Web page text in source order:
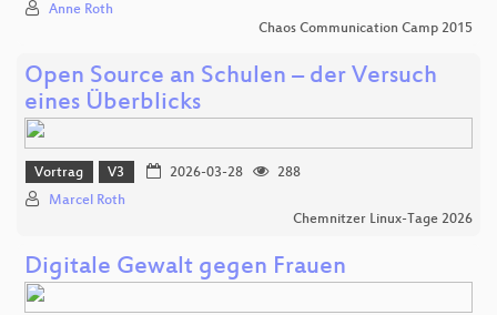
Anne Roth
Chaos Communication Camp 2015
Open Source an Schulen – der Versuch
eines Überblicks
Vortrag V3 2026-03-28
288
Marcel Roth
Chemnitzer Linux-Tage 2026
Digitale Gewalt gegen Frauen